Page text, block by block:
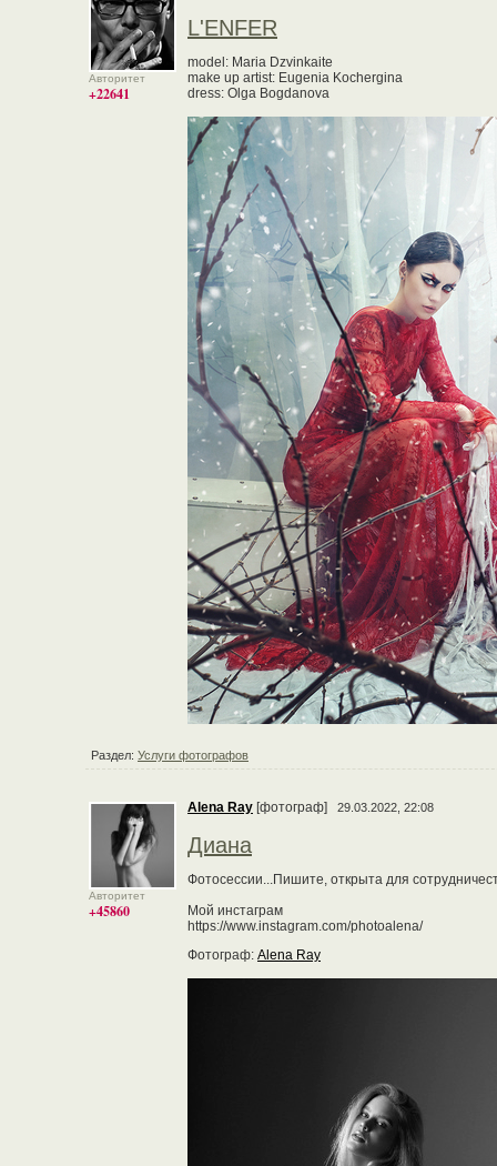
Авторитет
+22641
L'ENFER
model: Maria Dzvinkaite
make up artist: Eugenia Kochergina
dress: Olga Bogdanova
Раздел: Услуги фотографов
Авторитет
+45860
Alena Ray [фотограф] 29.03.2022, 22:08
Диана
Фотосессии...Пишите, открыта для
Мой инстаграм
https://www.instagram.com/photoalena/
Фотограф: Alena Ray